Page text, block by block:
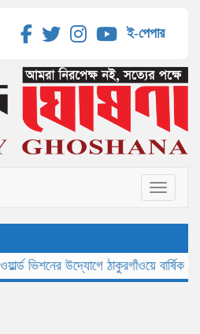
ই-পেপার
ভিশনের উদ্যোগে ঠাকুরগাঁওয়ে বার্ষিক শিশু ও